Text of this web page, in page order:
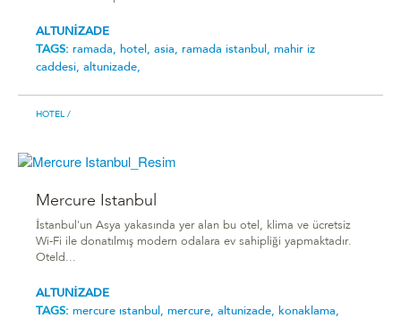
ALTUNİZADE
TAGS: ramada, hotel, asia, ramada istanbul, mahir i̇z
caddesi, altunizade,
HOTEL/
Mercure Istanbul
İstanbul'un Asya yakasında yer alan bu otel, klima ve ücretsiz
Wi-Fi ile donatılmış modern odalara ev sahipliği yapmaktadır.
Oteld...
ALTUNİZADE
TAGS: mercure istanbul, mercure, altunizade, konaklama,